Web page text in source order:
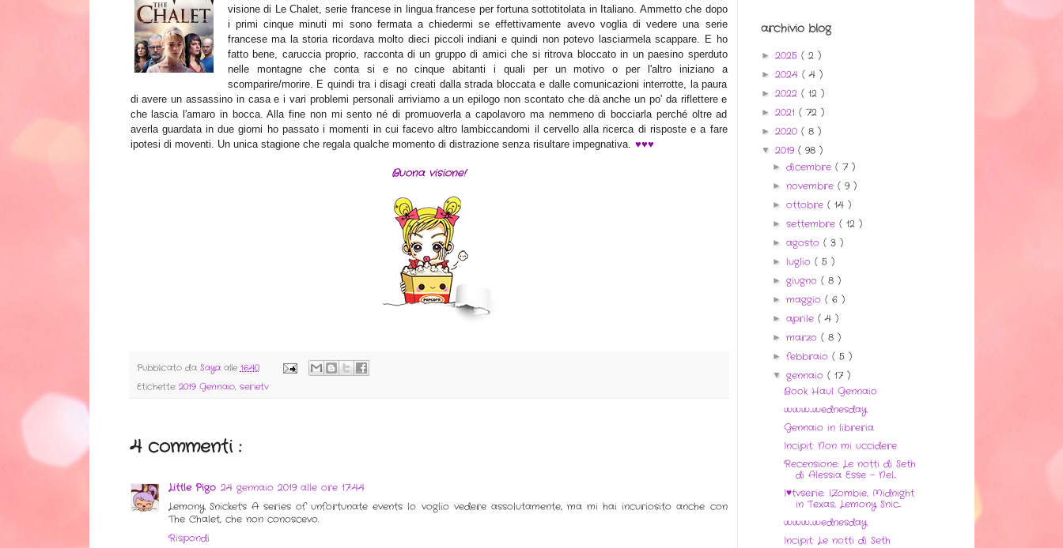
visione di Le Chalet, serie francese in lingua francese per fortuna sottotitolata in Italiano. Ammetto che dopo
i primi cinque minuti mi sono fermata a chiedermi se effettivamente avevo voglia di vedere una serie
francese ma la storia ricordava molto dieci piccoli indiani e quindi non potevo lasciarmela scappare. E ho
fatto bene, caruccia proprio, racconta di un gruppo di amici che si ritrova bloccato in un paesino sperduto
nelle montagne che conta si e no cinque abitanti i quali per un motivo o per l'altro iniziano a
scomparire/morire. E quindi tra i disagi creati dalla strada bloccata e dalle comunicazioni interrotte, la paura
di avere un assassino in casa e i vari problemi personali arriviamo a un epilogo non scontato che dà anche un po' da riflettere e
che lascia l'amaro in bocca. Alla fine non mi sento né di promuoverla a capolavoro ma nemmeno di bocciarla perché oltre ad
averla guardata in due giorni ho passato i momenti in cui facevo altro lambiccandomi il cervello alla ricerca di risposte e a fare
ipotesi di moventi. Un unica stagione che regala qualche momento di distrazione senza risultare impegnativa. ♥♥♥
Buona visione!
Pubblicato da Saya alle 16:40
Etichette: 2019 Gennaio, serietv
4 commenti :
Little Pigo 24 gennaio 2019 alle ore 17:44
Lemony Snicket's A series of unfortunate events lo voglio vedere assolutamente, ma mi hai incuriosito anche con
The Chalet, che non conoscevo.
Rispondi
archivio blog
► 2025 ( 2 )
► 2024 ( 4 )
► 2022 ( 12 )
► 2021 ( 72 )
► 2020 ( 8 )
▼ 2019 ( 98 )
► dicembre ( 7 )
► novembre ( 9 )
► ottobre ( 14 )
► settembre ( 12 )
► agosto ( 3 )
► luglio ( 5 )
► giugno ( 8 )
► maggio ( 6 )
► aprile ( 4 )
► marzo ( 8 )
► febbraio ( 5 )
▼ gennaio ( 17 )
Book Haul Gennaio
www...wednesday
Gennaio in libreria
Incipit: Non mi uccidere
Recensione: Le notti di Seth
di Alessia Esse - Nel...
I♥tvserie: IZombie, Midnight
in Texas, Lemony Snic...
www...wednesday
Incipit: Le notti di Seth